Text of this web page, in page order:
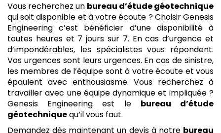
Vous recherchez un bureau d’étude géotechnique
qui soit disponible et à votre écoute ? Choisir Genesis
Engineering c’est bénéficier d’une disponibilité à
toutes heures et 7 jours sur 7. En cas d’urgence et
d’impondérables, les spécialistes vous répondent.
Vos urgences sont leurs urgences. En cas de sinistre,
les membres de l’équipe sont à votre écoute et vous
épaulent avec enthousiasme. Vous recherchez à
travailler avec une équipe dynamique et impliquée ?
Genesis Engineering est le bureau d’étude
géotechniquequ’il vous faut.
Demandez dès maintenant un devis à notre bureau